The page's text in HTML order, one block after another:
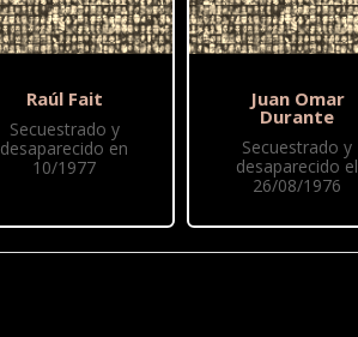
Raúl Fait
Secuestrado y
desaparecido en
10/1977
Juan Omar
Durante
Secuestrado y
desaparecido el
26/08/1976